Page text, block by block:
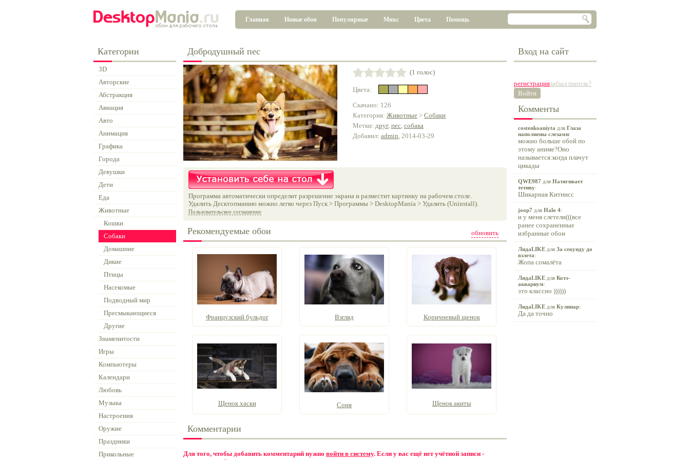
Главная Новые обои Популярные Микс Цвета Помощь
Категории
3D
Авторские
Абстракция
Авиация
Авто
Анимация
Графика
Города
Девушки
Дети
Еда
Животные
Кошки
Собаки
Домашние
Дикие
Птицы
Насекомые
Подводный мир
Пресмыкающиеся
Другие
Знаменитости
Игры
Компьютеры
Календари
Любовь
Музыка
Настроения
Оружие
Праздники
Прикольные
Добродушный пес
(1 голос)
Цвета:
Скачано: 126
Категория: Животные > Собаки
Метки: друг, пес, собака
Добавил: admin, 2014-03-29
Программа автоматически определит разрешение экрана и разместит картинку на рабочем столе.
Удалить Десктопманию можно легко через Пуск > Программы > DesktopMania > Удалить (Uninstall).
Пользовательское соглашение
обновить
Рекомендуемые обои
Французский бульдог Взгляд Коричневый щенок
Щенок хаски Соня Щенок акиты
Комментарии
Для того, чтобы добавить комментарий нужно войти в систему. Если у вас ещё нет учётной записи -
Вход на сайт
регистрациязабыл пароль?
Войти
Комменты
costenkoaniyta для Глаза
наполнены слезами:
можно больше обой по
этому аниме?Оно
называется:когда плачут
цикады
QWE987 для Натягивает
тетиву:
Шикарная Китнисс
joop7 для Halo 4:
и у меня слетели(((все
ранее сохраненные
избранные обои
ЛидаLIKE для За секунду до
взлета:
Жопа сомалёта
ЛидаLIKE для Котэ-
аквариум:
это классно ))))))
ЛидаLIKE для Кулинар:
Да да точно